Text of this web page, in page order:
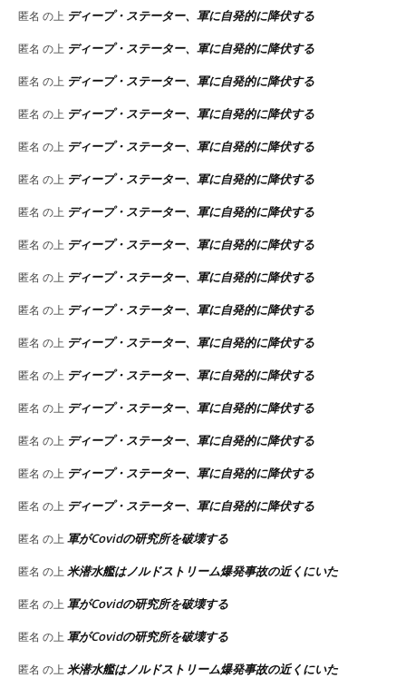
匿名 の上 ディープ・ステーター、軍に自発的に降伏する
匿名 の上 ディープ・ステーター、軍に自発的に降伏する
匿名 の上 ディープ・ステーター、軍に自発的に降伏する
匿名 の上 ディープ・ステーター、軍に自発的に降伏する
匿名 の上 ディープ・ステーター、軍に自発的に降伏する
匿名 の上 ディープ・ステーター、軍に自発的に降伏する
匿名 の上 ディープ・ステーター、軍に自発的に降伏する
匿名 の上 ディープ・ステーター、軍に自発的に降伏する
匿名 の上 ディープ・ステーター、軍に自発的に降伏する
匿名 の上 ディープ・ステーター、軍に自発的に降伏する
匿名 の上 ディープ・ステーター、軍に自発的に降伏する
匿名 の上 ディープ・ステーター、軍に自発的に降伏する
匿名 の上 ディープ・ステーター、軍に自発的に降伏する
匿名 の上 ディープ・ステーター、軍に自発的に降伏する
匿名 の上 ディープ・ステーター、軍に自発的に降伏する
匿名 の上 ディープ・ステーター、軍に自発的に降伏する
匿名 の上 軍がCovidの研究所を破壊する
匿名 の上 米潜水艦はノルドストリーム爆発事故の近くにいた
匿名 の上 軍がCovidの研究所を破壊する
匿名 の上 軍がCovidの研究所を破壊する
匿名 の上 米潜水艦はノルドストリーム爆発事故の近くにいた